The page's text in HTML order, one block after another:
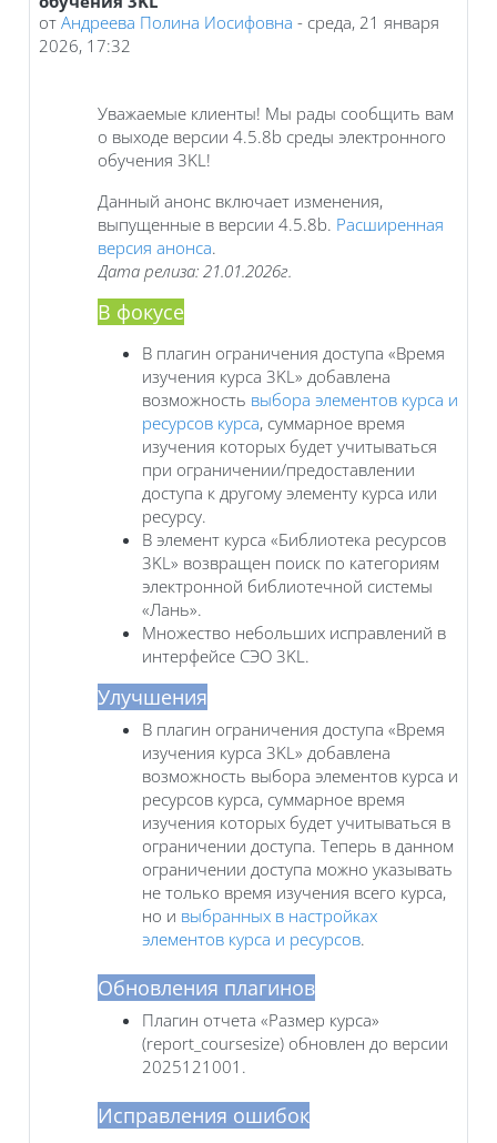
от Андреева Полина Иосифовна - среда, 21 января
2026, 17:32
Уважаемые клиенты! Мы рады сообщить вам
о выходе версии 4.5.8b среды электронного
обучения 3KL!
Данный анонс включает изменения,
выпущенные в версии 4.5.8b. Расширенная
версия анонса.
Дата релиза: 21.01.2026г.
В фокусе
В плагин ограничения доступа «Время
изучения курса 3KL» добавлена
возможность выбора элементов курса и
ресурсов курса, суммарное время
изучения которых будет учитываться
при ограничении/предоставлении
доступа к другому элементу курса или
ресурсу.
В элемент курса «‎Библиотека ресурсов
3KL» возвращен поиск по категориям
электронной библиотечной системы
«Лань».
Множество небольших исправлений в
интерфейсе СЭО 3KL.
Улучшения
В плагин ограничения доступа «Время
изучения курса 3KL» добавлена
возможность выбора элементов курса и
ресурсов курса, суммарное время
изучения которых будет учитываться в
ограничении доступа. Теперь в данном
ограничении доступа можно указывать
не только время изучения всего курса,
но и выбранных в настройках
элементов курса и ресурсов.
Обновления плагинов
Плагин отчета «Размер курса»
(report_coursesize) обновлен до версии
2025121001.
Исправления ошибок